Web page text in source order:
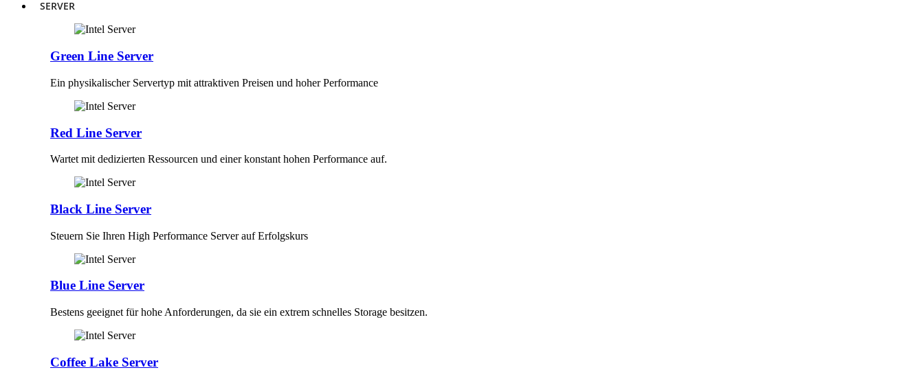
SERVER
Green Line Server
Ein physikalischer Servertyp mit attraktiven Preisen und hoher Performance
Red Line Server
Wartet mit dedizierten Ressourcen und einer konstant hohen Performance auf.
Black Line Server
Steuern Sie Ihren High Performance Server auf Erfolgskurs
Blue Line Server
Bestens geeignet für hohe Anforderungen, da sie ein extrem schnelles Storage besitzen.
Coffee Lake Server